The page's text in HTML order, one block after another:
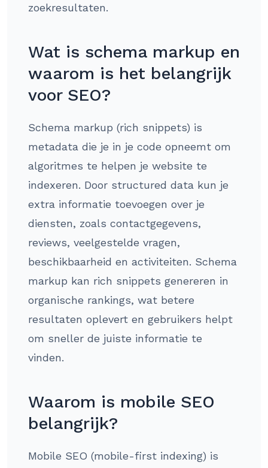
zoekresultaten.
Wat is schema markup en
waarom is het belangrijk
voor SEO?
Schema markup (rich snippets) is
metadata die je in je code opneemt om
algoritmes te helpen je website te
indexeren. Door structured data kun je
extra informatie toevoegen over je
diensten, zoals contactgegevens,
reviews, veelgestelde vragen,
beschikbaarheid en activiteiten. Schema
markup kan rich snippets genereren in
organische rankings, wat betere
resultaten oplevert en gebruikers helpt
om sneller de juiste informatie te
vinden.
Waarom is mobile SEO
belangrijk?
Mobile SEO (mobile-first indexing) is